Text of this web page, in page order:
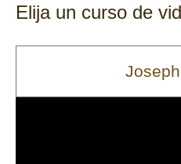
Elija un curso de